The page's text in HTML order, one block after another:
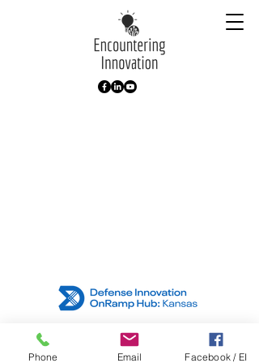
Phone Email Facebook / EI